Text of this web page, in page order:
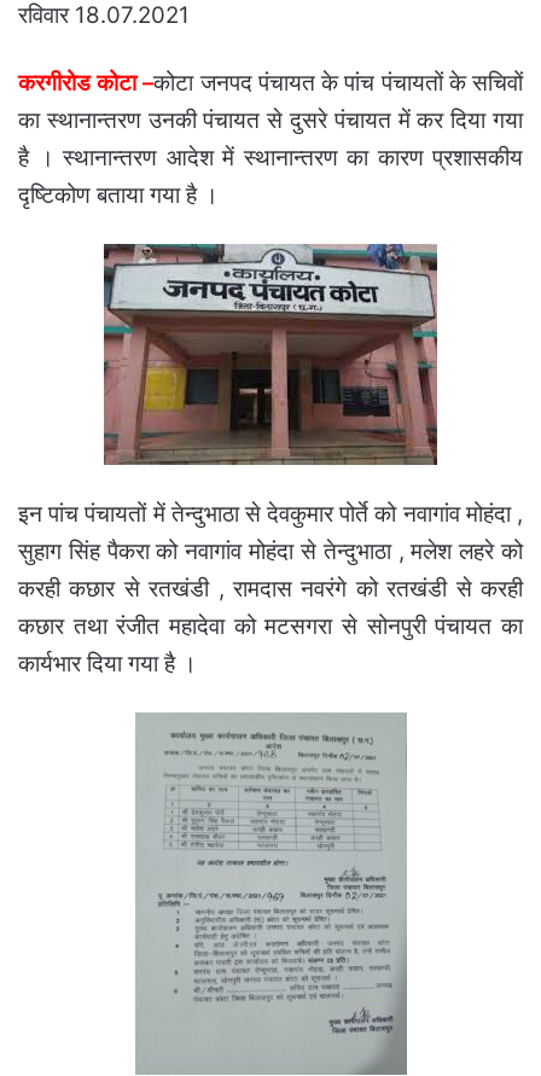
रविवार 18.07.2021
करगीरोड कोटा –कोटा जनपद पंचायत के पांच पंचायतों के सचिवों
का स्थानान्तरण उनकी पंचायत से दुसरे पंचायत में कर दिया गया
है । स्थानान्तरण आदेश में स्थानान्तरण का कारण प्रशासकीय
दृष्टिकोण बताया गया है ।
इन पांच पंचायतों में तेन्दुभाठा से देवकुमार पोर्ते को नवागांव मोहंदा ,
सुहाग सिंह पैकरा को नवागांव मोहंदा से तेन्दुभाठा , मलेश लहरे को
करही कछार से रतखंडी , रामदास नवरंगे को रतखंडी से करही
कछार तथा रंजीत महादेवा को मटसगरा से सोनपुरी पंचायत का
कार्यभार दिया गया है ।